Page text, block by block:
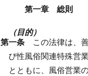
第一章 総則
（目的）
第一条 この法律は、
び性風俗関連特殊営
とともに、風俗営業